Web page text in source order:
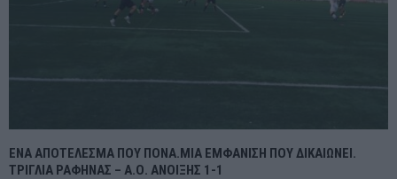
ΕΝΑ ΑΠΟΤΕΛΕΣΜΑ ΠΟΥ ΠΟΝΑ.ΜΙΑ ΕΜΦΑΝΙΣΗ ΠΟΥ ΔΙΚΑΙΩΝΕΙ.
ΤΡΙΓΛΙΑ ΡΑΦΗΝΑΣ – Α.Ο. ΑΝΟΙΞΗΣ 1-1